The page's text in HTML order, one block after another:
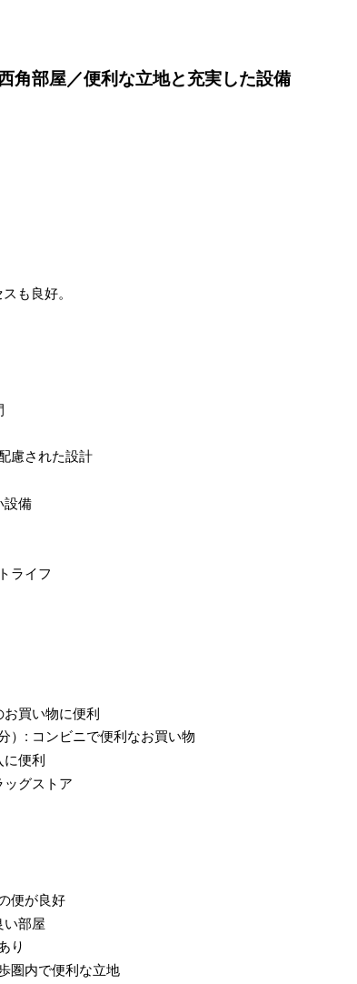
角部屋／便利な立地と充実した設備
も良好。
慮された設計
設備
ライフ
買い物に便利
）: コンビニで便利なお買い物
便利
グストア
便が良好
部屋
り
圏内で便利な立地